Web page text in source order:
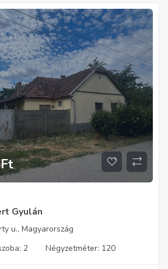
Ft
Gyulán
u., Magyarország
2 Négyzetméter: 120